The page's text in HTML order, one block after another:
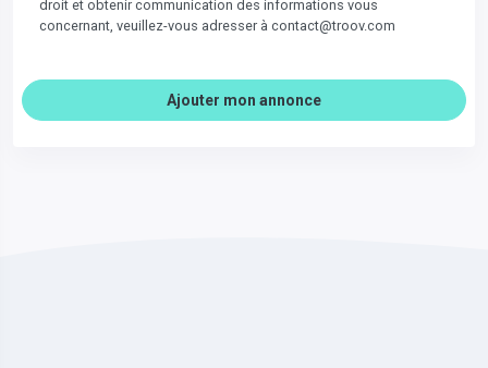
droit et obtenir communication des informations vous
concernant, veuillez-vous adresser à contact@troov.com
Ajouter mon annonce